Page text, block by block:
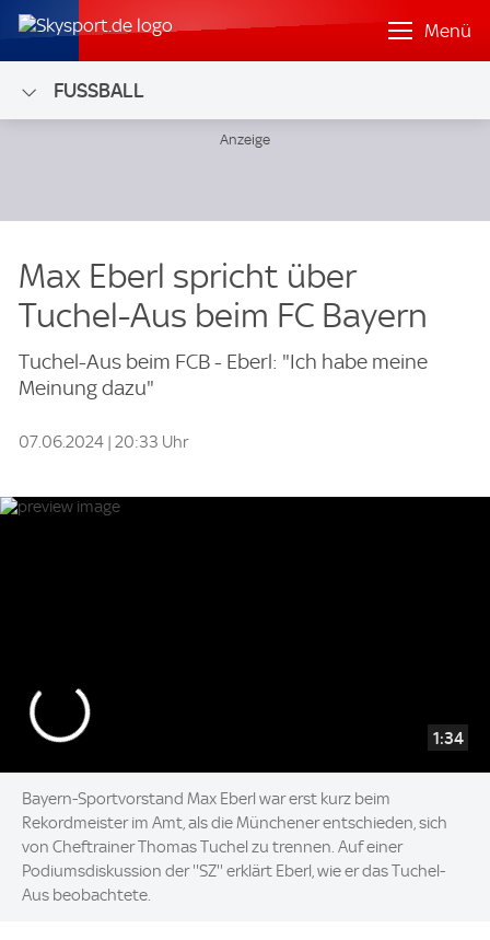
Menü
FUSSBALL
Max Eberl spricht über
Tuchel-Aus beim FC Bayern
Tuchel-Aus beim FCB - Eberl: "Ich habe meine
Meinung dazu"
07.06.2024 | 20:33 Uhr
1:34
Bayern-Sportvorstand Max Eberl war erst kurz beim
Rekordmeister im Amt, als die Münchener entschieden, sich
von Cheftrainer Thomas Tuchel zu trennen. Auf einer
Podiumsdiskussion der ''SZ'' erklärt Eberl, wie er das Tuchel-
Aus beobachtete.